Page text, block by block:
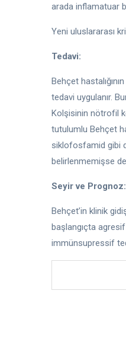
arada inflamatuar
Yeni uluslararası
Tedavi:
Behçet
tedavi uygulanır.
Kolşisinin nötrofil
tutulumlu Behçet
siklofosfamid gibi
belirlenmemişse
Seyir ve Prognoz:
Behçet’in klinik
başlangıçta
immünsupressif